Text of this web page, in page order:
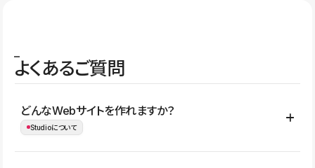
よくあるご質問
どんなWebサイトを作れますか？
Studioについて